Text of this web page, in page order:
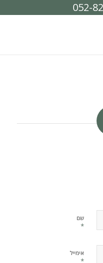
שם
*
אימייל
*